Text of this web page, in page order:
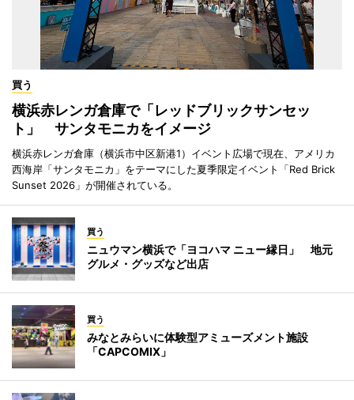
買う
横浜赤レンガ倉庫で「レッドブリックサンセッ
ト」 サンタモニカをイメージ
横浜赤レンガ倉庫（横浜市中区新港1）イベント広場で現在、アメリカ
西海岸「サンタモニカ」をテーマにした夏季限定イベント「Red Brick
Sunset 2026」が開催されている。
買う
ニュウマン横浜で「ヨコハマ ニュー縁日」 地元
グルメ・グッズなど出店
買う
みなとみらいに体験型アミューズメント施設
「CAPCOMIX」